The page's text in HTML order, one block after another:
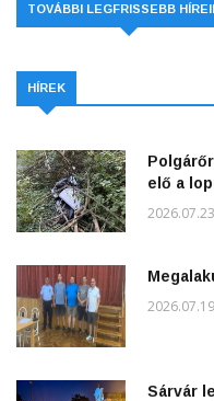
TOVÁBBI LEGFRISSEBB
HÍREK
elő a
Sárvár